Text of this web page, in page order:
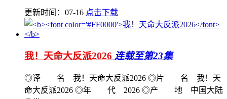
更新时间：07-16 点击下载
我！天命大反派2026 连载至第23集
◎译 名 我！天命大反派2026 ◎片 名 我！天
命大反派2026 ◎年 代 2026 ◎产 地 中国大陆